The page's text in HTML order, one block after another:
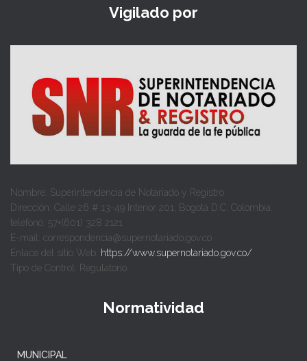
Vigilado por
Nombre: Superintendencia de Notariado y Registro
Dirección: Calle 26 # 13-49 Interior 201, Bogotá D.C. Colombia.
teléfono: 57+(601) 328 2121
E-mail: correspondencia@supernotariado.gov.co
Enlace del sitio Web: https://www.supernotariado.gov.co/
Tipo de Control: Regulatorio
Normatividad
MUNICIPAL